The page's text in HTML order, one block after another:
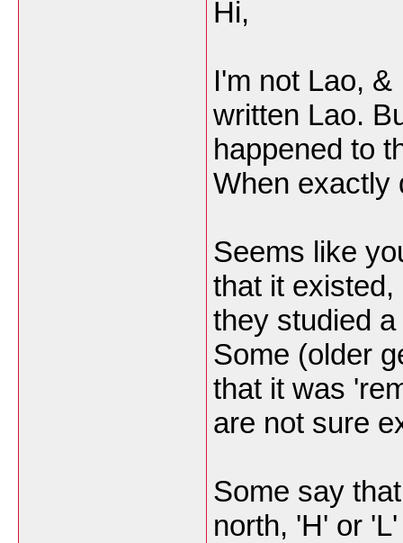
Hi,
I'm not Lao,
written Lao.
happened to
When exactly
Seems like
that it
they studied
Some (older
that it was
are not sure
Some say
north, 'H' or